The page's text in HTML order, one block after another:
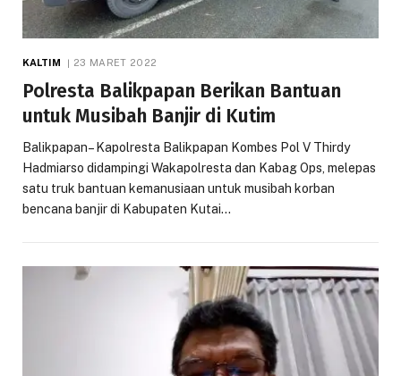
KALTIM 23 MARET 2022
Polresta Balikpapan Berikan Bantuan
untuk Musibah Banjir di Kutim
Balikpapan– Kapolresta Balikpapan Kombes Pol V Thirdy
Hadmiarso didampingi Wakapolresta dan Kabag Ops, melepas
satu truk bantuan kemanusiaan untuk musibah korban
bencana banjir di Kabupaten Kutai…